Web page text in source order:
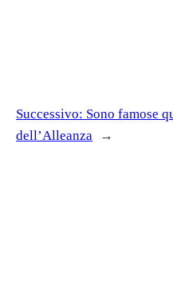
Successivo: Sono famose
dell’Alleanza
→